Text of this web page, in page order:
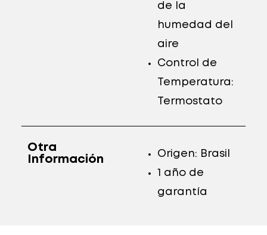
de la
humedad del
aire
Control de
Temperatura:
Termostato
Otra
Información
Origen: Brasil
1 año de
garantía